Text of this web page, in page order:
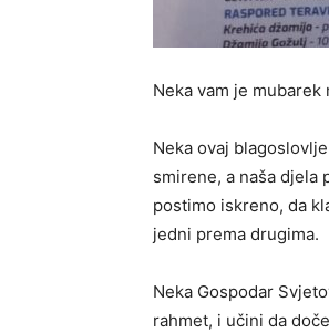
Neka vam je mubarek
Neka ovaj
smirene, a naša djela
postimo iskreno, da
jedni prema drugima.
Neka Gospodar
rahmet, i učini da